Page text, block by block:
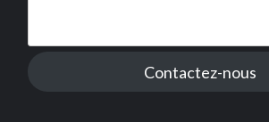
Contactez-nous